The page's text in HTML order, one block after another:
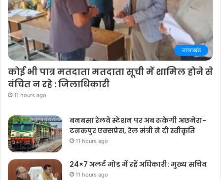
उत्तराखंड
कोई भी पात्र मतदाता मतदाता सूची में शामिल होने से
वंचित न रहे : जिलाधिकारी
11 hours ago
बनबसा रेलवे स्टेशन पर अब रुकेगी अछनेरा-
टनकपुर एक्सप्रेस, रेल मंत्री ने दी स्वीकृति
11 hours ago
24×7 अलर्ट मोड में रहें अधिकारी: मुख्य सचिव
11 hours ago